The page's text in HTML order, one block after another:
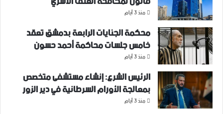
منذ 3 أيام
محكمة الجنايات الرابعة بدمشق تعقد
خامس جلسات محاكمة أحمد حسون
منذ 3 أيام
الرئيس الشرع: إنشاء ‌‏مستشفى متخصص
بمعالجة الأورام السرطانية في دير الزور
منذ 3 أيام